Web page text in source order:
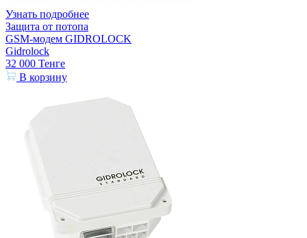
Узнать подробнее
Защита от потопа
GSM-модем GIDROLOCK
Gidrolock
32 000 Тенге
В корзину